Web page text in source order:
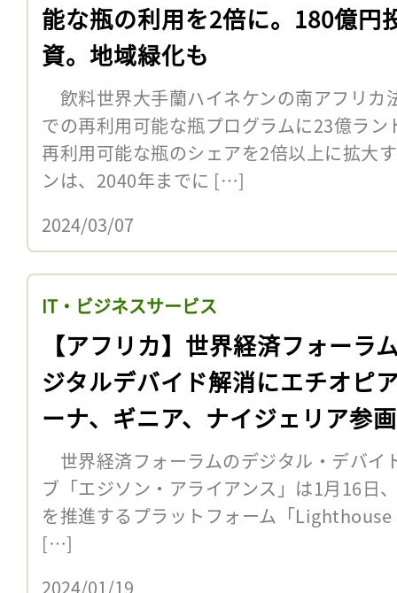
能な瓶の利用を2倍に。180億円
資。地域緑化も
飲料世界大手蘭ハイネケンの南アフリカ
での再利用可能な瓶プログラムに23億ラ
再利用可能な瓶のシェアを2倍以上に拡
ンは、2040年までに […]
2024/03/07
IT・ビジネスサービス
【アフリカ】世界経済フォーラ
ジタルデバイド解消にエチオピ
ーナ、ギニア、ナイジェリア参画
世界経済フォーラムのデジタル・デバイ
ブ「エジソン・アライアンス」は1月16日
を推進するプラットフォーム「
[…]
2024/01/19